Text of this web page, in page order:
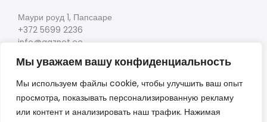
Мы уважаем вашу конфиденциальность
Мы используем файлы cookie, чтобы улучшить ваш опыт
просмотра, показывать персонализированную рекламу
или контент и анализировать наш трафик. Нажимая
Маури роуд 1, Папсааре
+372 5699 2236
info@gaznet.ee
Сб-Вс: по договоренности